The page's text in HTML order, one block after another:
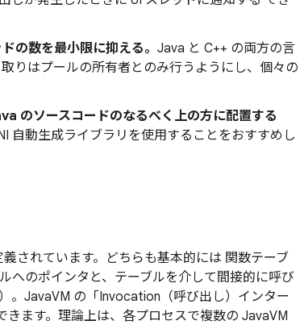
の数を最小限に抑える。 Java と C++ の両方の言
りはプールの所有者とのみ行うようにし、個々の
のソースコードのなるべく上の方に配置する
自動生成ライブラリを使用することをおすすめし
されています。どちらも基本的には 関数テーブ
へのポインタと、テーブルを介して間接的に呼び
。JavaVM の「Invocation（呼び出し）インター
ます。理論上は、各プロセスで複数の JavaVM